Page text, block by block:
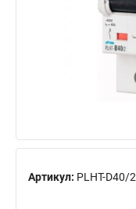
Артикул: PLHT-D40/2